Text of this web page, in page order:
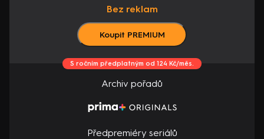
Bez reklam
Koupit PREMIUM
S ročním předplatným od 124 Kč/měs.
Archiv pořadů
Předpremiéry seriálů